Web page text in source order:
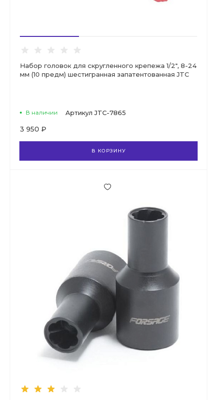
Набор головок для скругленного крепежа 1/2", 8-24
мм (10 предм) шестигранная запатентованная JTC
В наличии Артикул JTC-7865
3 950 ₽
В КОРЗИНУ